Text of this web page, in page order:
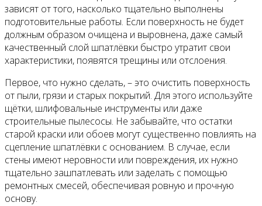
зависят от того, насколько тщательно выполнены
подготовительные работы. Если поверхность не будет
должным образом очищена и выровнена, даже самый
качественный слой шпатлёвки быстро утратит свои
характеристики, появятся трещины или отслоения.
Первое, что нужно сделать, – это очистить поверхность
от пыли, грязи и старых покрытий. Для этого используйте
щётки, шлифовальные инструменты или даже
строительные пылесосы. Не забывайте, что остатки
старой краски или обоев могут существенно повлиять на
сцепление шпатлёвки с основанием. В случае, если
стены имеют неровности или повреждения, их нужно
тщательно зашпатлевать или заделать с помощью
ремонтных смесей, обеспечивая ровную и прочную
основу.